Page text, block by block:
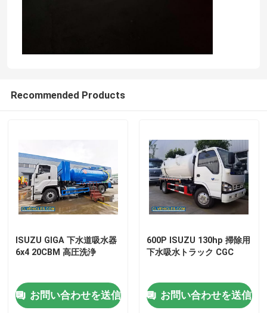
家
プロダクト
Recommended Products
ISUZU GIGA 下水道吸水器
6x4 20CBM 高圧洗浄
お問い合わせを送信
600P ISUZU 130hp 掃除用
下水吸水トラック CGC
お問い合わせを送信